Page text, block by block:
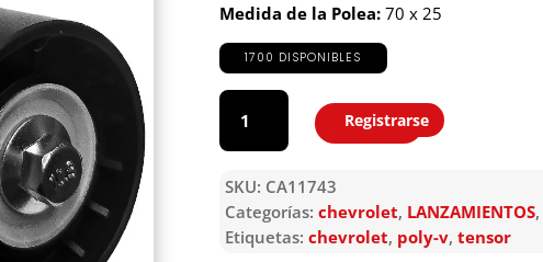
Medida de la Polea:70 x 25
1700 DISPONIBLES
CA11743
cantidad
Agregar
Registrarse
SKU: CA11743
Categorías: chevrolet, LANZAMIENTOS,
Etiquetas: chevrolet, poly-v, tensor